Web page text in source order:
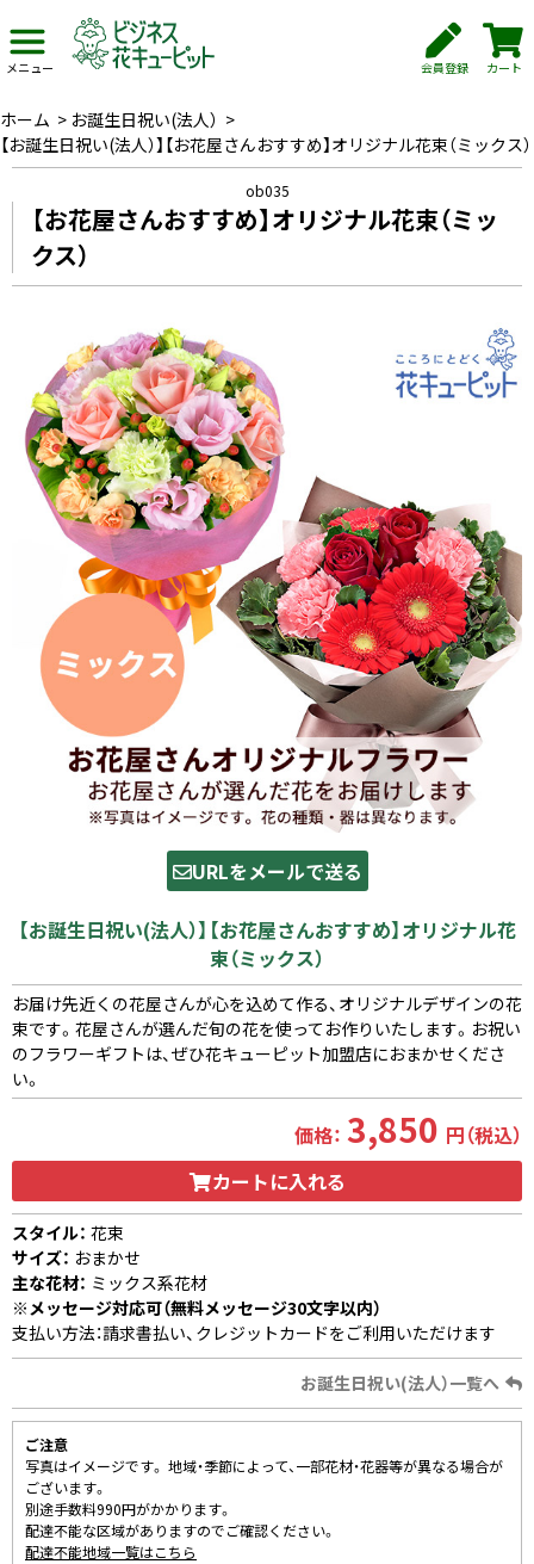
メニュー 会員登録 カート
ホーム > お誕生日祝い(法人） >
【お誕生日祝い(法人）】【お花屋さんおすすめ】オリジナル花束（ミックス）
ob035
【お花屋さんおすすめ】オリジナル花束（ミッ
クス）
URLをメールで送る
【お誕生日祝い(法人）】【お花屋さんおすすめ】オリジナル花
束（ミックス）
お届け先近くの花屋さんが心を込めて作る、オリジナルデザインの花
束です。花屋さんが選んだ旬の花を使ってお作りいたします。お祝い
のフラワーギフトは、ぜひ花キューピット加盟店におまかせくださ
い。
価格： 3,850 円（税込）
カートに入れる
スタイル： 花束
サイズ： おまかせ
主な花材： ミックス系花材
※メッセージ対応可（無料メッセージ30文字以内）
支払い方法：請求書払い、クレジットカードをご利用いただけます
お誕生日祝い(法人）一覧へ
ご注意
写真はイメージです。 地域・季節によって、一部花材・花器等が異なる場合が
ございます。
別途手数料990円がかかります。
配達不能な区域がありますのでご確認ください。
配達不能地域一覧はこちら